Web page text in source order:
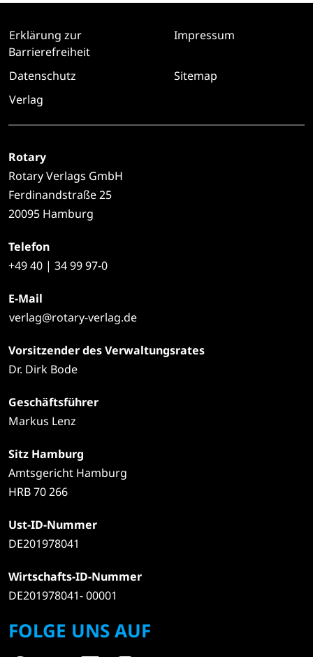
Erklärung zur
Barrierefreiheit
Impressum
Datenschutz
Sitemap
Verlag
Rotary
Rotary Verlags GmbH
Ferdinandstraße 25
20095 Hamburg
Telefon
+4940 | 34 99 97-0
E-Mail
verlag@rotary-verlag.de
Vorsitzender des Verwaltungsrates
Dr. Dirk Bode
Geschäftsführer
Markus Lenz
Sitz Hamburg
Amtsgericht Hamburg
HRB 70 266
Ust-ID-Nummer
DE201978041
Wirtschafts-ID-Nummer
DE201978041- 00001
FOLGE UNS AUF